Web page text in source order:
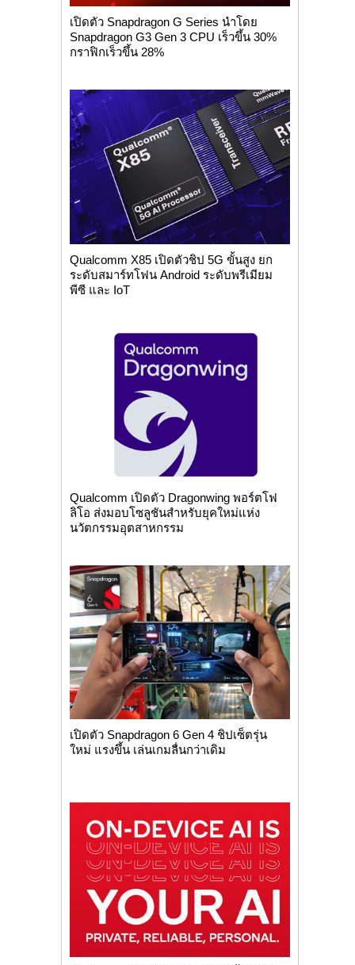
เปิดตัว Snapdragon G Series นำโดย
Snapdragon G3 Gen 3 CPU เร็วขึ้น 30%
กราฟิกเร็วขึ้น 28%
Qualcomm X85 เปิดตัวชิป 5G ขั้นสูง ยก
ระดับสมาร์ทโฟน Android ระดับพรีเมียม
พีซี และ IoT
Qualcomm เปิดตัว Dragonwing พอร์ตโฟ
ลิโอ ส่งมอบโซลูชันสำหรับยุคใหม่แห่ง
นวัตกรรมอุตสาหกรรม
เปิดตัว Snapdragon 6 Gen 4 ชิปเซ็ตรุ่น
ใหม่ แรงขึ้น เล่นเกมลื่นกว่าเดิม